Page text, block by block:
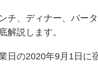
チ、ディナー、バータ
解説します。
日の2020年9月1日に